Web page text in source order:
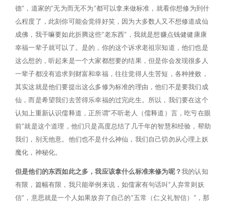
德”，道家的“无为而无不为”都可以拿来做标准，就看你想修为到什
么程度了，此刻你可能会觉得好笑，因为大多数人又不想修道成仙
成佛，我干嘛要如此折腾这些“老东西”，我就是想赚点钱健健康康
幸福一辈子就可以了。是的，你的这个诉求老祖宗知道，他们也是
这么想的，听起来是一个大家都想要的结果，但是你会发现很多人
一辈子都没有追求到财富和幸福，往往觉得人生苦短，各种挫败，
其实这就是他们要提出这么多修为标准的理由，他们不是要我们成
仙，而是希望我们去苦得乐幸福的过完此生。所以，我们要在这个
认知上重新认识儒释道，正所谓“不听老人（儒释道）言，吃亏在眼
前”就是这个道理，他们只是高度总结了几千年的智慧和经验，帮助
我们，别无他意。他们也不是什么神仙，我们自己切勿从心理上妖
魔化，神秘化。
但是他们的东西如此之多，我应该拿什么标准来修为呢？我的认知
有限，篇幅有限，我只能举例来说，如儒家有句话叫“人弃常则妖
信”，意思就是一个人如果放弃了自己的“五常（仁义礼智信）”，那